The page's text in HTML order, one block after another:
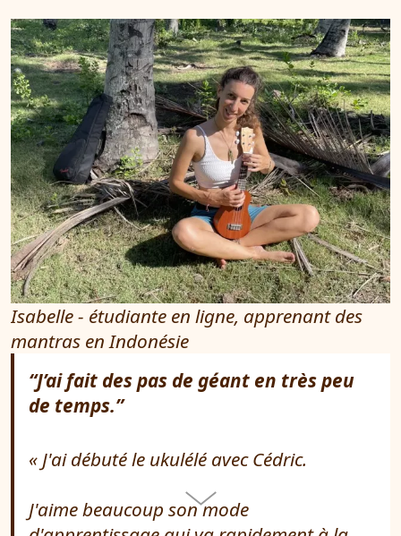
Isabelle - étudiante en ligne, apprenant des
mantras en Indonésie
“J’ai fait des pas de géant en très peu
de temps.”
J'ai débuté le ukulélé avec Cédric.
J'aime beaucoup son mode